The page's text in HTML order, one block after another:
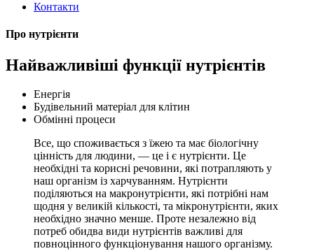
Контакти
Про нутрієнти
Найважливіші функції нутрієнтів
Енергія
Будівельний матеріал для клітин
Обмінні процеси
Все, що споживається з їжею та має біологічну
цінність для людини, — це і є нутрієнти. Це
необхідні та корисні речовини, які потрапляють у
наш організм із харчуванням. Нутрієнти
поділяються на макронутрієнти, які потрібні нам
щодня у великій кількості, та мікронутрієнти, яких
необхідно значно менше. Проте незалежно від
потреб обидва види нутрієнтів важливі для
повноцінного функціонування нашого організму.